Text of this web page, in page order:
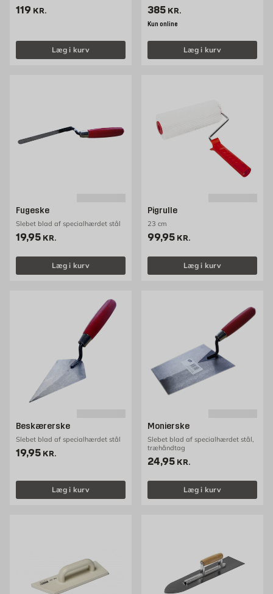
Pris 119 kr. /stk
119 KR.
Læg i kurv
Pris 385 kr. /stk
385 KR.
Kun online
Læg i kurv
Fugeske
Slebet blad af specialhærdet stål
Pris 19.95 kr. /stk
19,95 KR.
Læg i kurv
Pigrulle
23 cm
Pris 99.95 kr. /stk
99,95 KR.
Læg i kurv
Beskærerske
Slebet blad af specialhærdet stål
Pris 19.95 kr. /stk
19,95 KR.
Læg i kurv
Monierske
Slebet blad af specialhærdet stål,
træhåndtag
Pris 24.95 kr. /stk
24,95 KR.
Læg i kurv